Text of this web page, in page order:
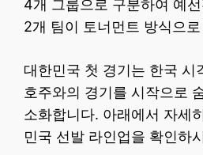
4개 그룹으로 구분하여 예
2개 팀이 토너먼트 방식으
대한민국 첫 경기는 한국 시
호주와의 경기를 시작으로
소화합니다. 아래에서 자세
민국 선발 라인업을 확인하